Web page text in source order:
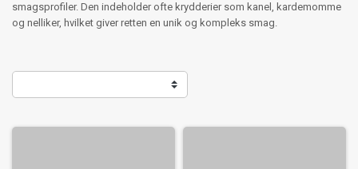
smagsprofiler. Den indeholder ofte krydderier som kanel, kardemomme
og nelliker, hvilket giver retten en unik og kompleks smag.